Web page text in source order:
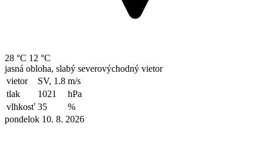
28 °C 12 °C
jasná obloha, slabý severovýchodný vietor
vietor
SV, 1.8 m/s
tlak
1021
hPa
vlhkosť 35
%
pondelok 10. 8. 2026